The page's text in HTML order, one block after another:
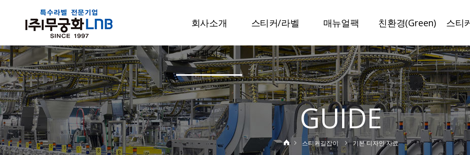
회사소개
CEO인사말
회사개요
주요사업
설비현황
특허현황
품질관리
스티커/라벨
스티커라벨
보안라벨
이중라벨
책자라벨
정품인증라벨
변색방지라벨
매뉴얼팩
매뉴얼팩
일반접지
특수접지
봉인설명서
특허인증
친환경(Green)
슈가라벨
수분리라벨
미네랄라벨
저탄소라벨
탄소저감인쇄
스티
주
스
스
스
스티
고객지원
공지사항
고객상담
견적문의
발주요청
GUIDE
스티커길잡이 기본 디자인 자료